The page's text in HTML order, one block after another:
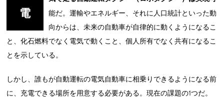
電
能だ。運輸やエネルギー、それに人口統計といった動
向からは、未来の自動車が自律的に動くようになるこ
と、化石燃料でなく電気で動くこと、個人所有でなく共有になるこ
とを示している。
しかし、誰もが自動運転の電気自動車に相乗りできるようになる前
に、充電できる場所を用意する必要がある。現在の課題の1つだ。